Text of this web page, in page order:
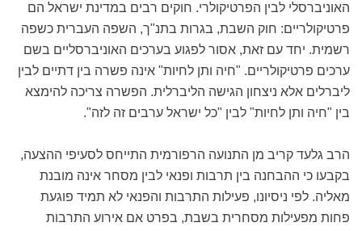
האוניברסלי לבין הפרטיקולרי. חוקים רבים במדינת ישראל הם
פרטיקולריים: חוק השבת, בגרות בתנ"ך, השפה העברית כשפה
רשמית. יחד עם זאת, אסור לפגוע בערכים האוניברסליים בשם
ערכים פרטיקולריים. "חיה ותן לחיות" אינה פשרה בין דתיים לבין
ליברלים אלא ניצחון הגישה הליברלית. הפשרה צריכה להימצא
בין "חיה ותן לחיות" לבין "כל ישראל ערבים זה לזה".
הרב גלעד קריב מן התנועה הרפורמית התייחס לסעיפי ההצעה,
בקבעו כי ההבחנה בין תרבות ופנאי לבין מסחר אינה מובנת
מאליה. לפי ניסיונו, פעילות התרבות והפנאי לא תמיד פוגעת
פחות מפעילות מסחרית בשבת, בפרט אם אירוע התרבות